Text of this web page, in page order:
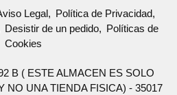
Legal
Política de Privacidad
Desistir de un pedido
Políticas de
Cookies
B ( ESTE ALMACEN ES SOLO
NO UNA TIENDA FISICA) - 35017